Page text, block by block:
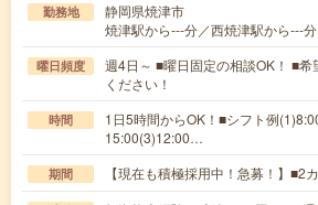
勤務地
静岡県焼津市
焼津駅から---分／西焼津駅から---分
曜日頻度
週4日～ ■曜日固定の相談OK！ ■
ください！
時間
1日5時間からOK！■シフト例
15:00(3)12:00…
期間 【現在も積極採用中！急募！】■2